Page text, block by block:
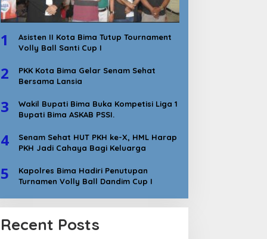
1
Asisten II Kota Bima Tutup Tournament
Volly Ball Santi Cup I
2
PKK Kota Bima Gelar Senam Sehat
Bersama Lansia
3
Wakil Bupati Bima Buka Kompetisi Liga 1
Bupati Bima ASKAB PSSI.
4
Senam Sehat HUT PKH ke-X, HML Harap
PKH Jadi Cahaya Bagi Keluarga
5
Kapolres Bima Hadiri Penutupan
Turnamen Volly Ball Dandim Cup I
Recent Posts